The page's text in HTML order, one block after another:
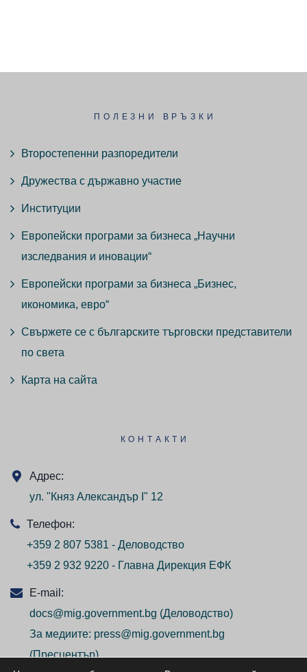
ПОЛЕЗНИ ВРЪЗКИ
Второстепенни разпоредители
Дружества с държавно участие
Институции
Европейски програми за бизнеса „Научни
изследвания и иновации“
Европейски програми за бизнеса „Бизнес,
икономика, евро“
Свържете се с българските търговски представители
по света
Карта на сайта
КОНТАКТИ
Адрес:
ул. "Княз Александър I" 12
Телефон:
+359 2 807 5381 - Деловодство
+359 2 932 9220 - Главна Дирекция ЕФК
E-mail:
docs@mig.government.bg (Деловодство)
За медиите: press@mig.government.bg
(Пресцентър)